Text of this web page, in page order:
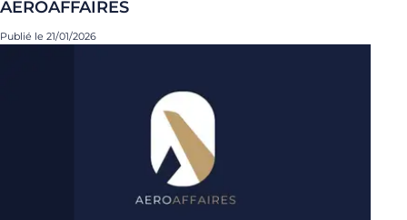
AEROAFFAIRES
Publié le 21/01/2026